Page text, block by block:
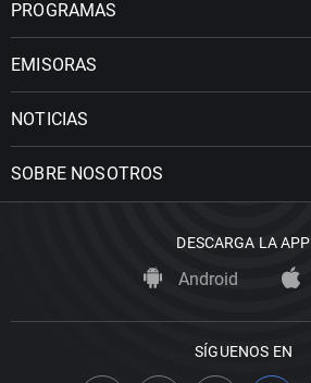
PROGRAMAS
EMISORAS
NOTICIAS
SOBRE NOSOTROS
DESCARGA LA APP
Android
SÍGUENOS EN